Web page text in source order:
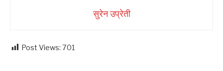
सुरेन उप्रेती
Post Views: 701